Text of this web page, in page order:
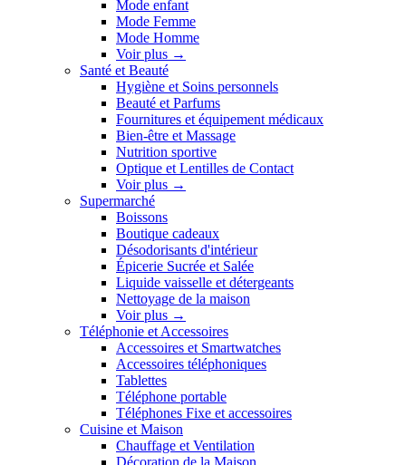
Mode enfant
Mode Femme
Mode Homme
Voir plus →
Santé et Beauté
Hygiène et Soins personnels
Beauté et Parfums
Fournitures et équipement médicaux
Bien-être et Massage
Nutrition sportive
Optique et Lentilles de Contact
Voir plus →
Supermarché
Boissons
Boutique cadeaux
Désodorisants d'intérieur
Épicerie Sucrée et Salée
Liquide vaisselle et détergeants
Nettoyage de la maison
Voir plus →
Téléphonie et Accessoires
Accessoires et Smartwatches
Accessoires téléphoniques
Tablettes
Téléphone portable
Téléphones Fixe et accessoires
Cuisine et Maison
Chauffage et Ventilation
Décoration de la Maison